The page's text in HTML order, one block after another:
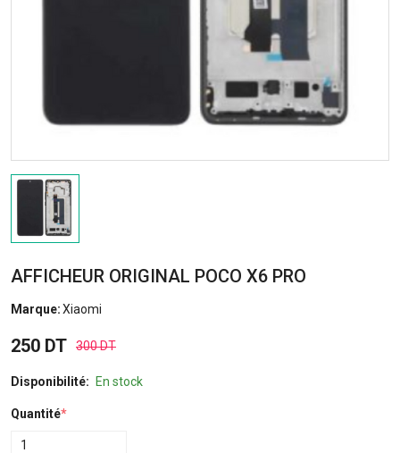
AFFICHEUR ORIGINAL POCO X6 PRO
Marque:Xiaomi
250 DT 300 DT
Disponibilité: En stock
Quantité*